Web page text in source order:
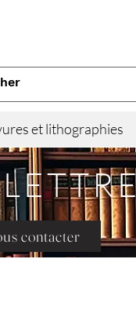
et lithographies
contacter